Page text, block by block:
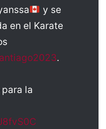
y se
en el Karate
.
la